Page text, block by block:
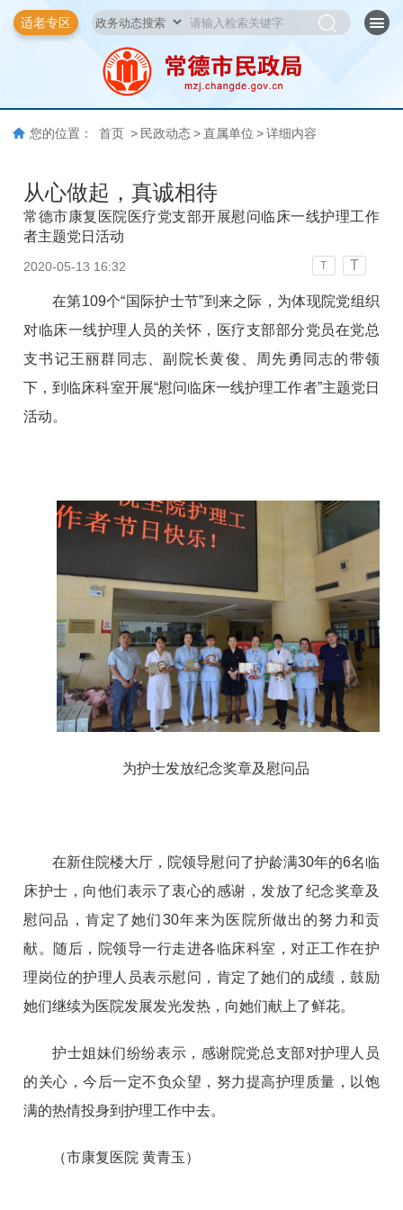
适老专区
您的位置： 首页 > 民政动态 > 直属单位 > 详细内容
从心做起，真诚相待
常德市康复医院医疗党支部开展慰问临床一线护理工作
者主题党日活动
2020-05-13 16:32 T T
在第109个“国际护士节”到来之际，为体现院党组织
对临床一线护理人员的关怀，医疗支部部分党员在党总
支书记王丽群同志、副院长黄俊、周先勇同志的带领
下，到临床科室开展“慰问临床一线护理工作者”主题党日
活动。
为护士发放纪念奖章及慰问品
在新住院楼大厅，院领导慰问了护龄满30年的6名临
床护士，向他们表示了衷心的感谢，发放了纪念奖章及
慰问品，肯定了她们30年来为医院所做出的努力和贡
献。随后，院领导一行走进各临床科室，对正工作在护
理岗位的护理人员表示慰问，肯定了她们的成绩，鼓励
她们继续为医院发展发光发热，向她们献上了鲜花。
护士姐妹们纷纷表示，感谢院党总支部对护理人员
的关心，今后一定不负众望，努力提高护理质量，以饱
满的热情投身到护理工作中去。
（市康复医院 黄青玉）